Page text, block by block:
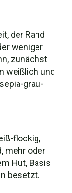
der Rand
weniger
zunächst
weißlich und
grau-
flockig,
mehr oder
Hut, Basis
besetzt.